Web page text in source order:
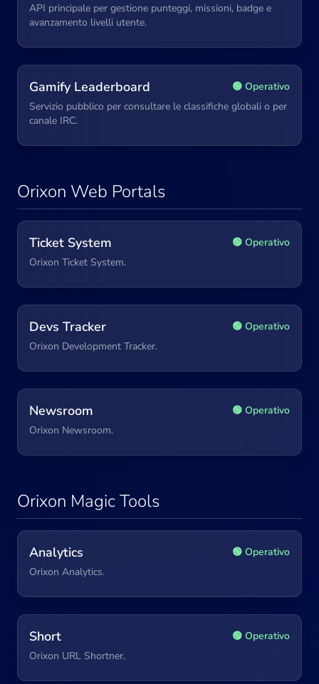
API principale per gestione punteggi, missioni, badge e
avanzamento livelli utente.
Gamify Leaderboard
🟢 Operativo
Servizio pubblico per consultare le classifiche globali o per
canale IRC.
Orixon Web Portals
Ticket System
🟢 Operativo
Orixon Ticket System.
Devs Tracker
🟢 Operativo
Orixon Development Tracker.
Newsroom
🟢 Operativo
Orixon Newsroom.
Orixon Magic Tools
Analytics
🟢 Operativo
Orixon Analytics.
Short
🟢 Operativo
Orixon URL Shortner.